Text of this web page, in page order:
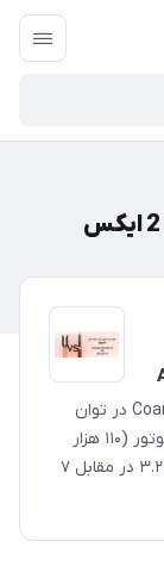
تفاوت اصلی بین Dyson Airwrap i.d. و Coanda 2x در توان
مصرفی (۱۳۰۰ وات در مقابل ۱۷۰۰ وات)، قدرت موتور (۱۱۰ هزار
دور در دقیقه در برابر ۱۵۰ هزار دور)، فشار هوا (۳.۲ در مقابل ۷